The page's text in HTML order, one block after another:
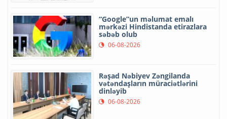
“Google”un məlumat emalı
mərkəzi Hindistanda etirazlara
səbəb olub
06-08-2026
Rəşad Nəbiyev Zəngilanda
vətəndaşların müraciətlərini
dinləyib
06-08-2026